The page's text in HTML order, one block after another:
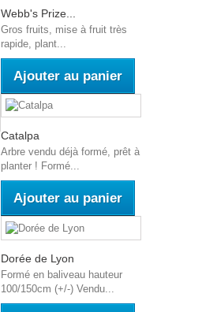
Webb's Prize...
Gros fruits, mise à fruit très
rapide, plant...
Ajouter au panier
Catalpa
Arbre vendu déjà formé, prêt à
planter ! Formé...
Ajouter au panier
Dorée de Lyon
Formé en baliveau hauteur
100/150cm (+/-) Vendu...